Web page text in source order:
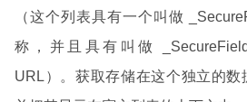
（这个列表具有一个叫做
称，并且具有叫做
URL）。获取存储在这个独立的数